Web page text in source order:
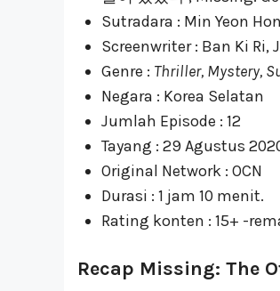
Sutradara : Min Yeon
Screenwriter : Ban Ki Ri,
Genre : Thriller, Mystery,
Negara : Korea Selatan
Jumlah Episode : 12
Tayang : 29 Agustus
Original Network : OCN
Durasi : 1 jam 10 menit.
Rating konten : 15+ -
Recap Missing: The